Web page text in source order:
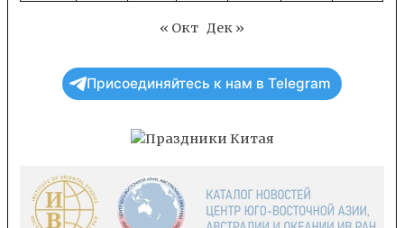
« Окт Дек »
Присоединяйтесь к нам в Telegram